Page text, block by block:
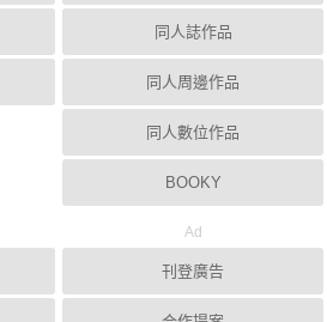
同人誌作品
同人周邊作品
同人數位作品
BOOKY
Ad
刊登廣告